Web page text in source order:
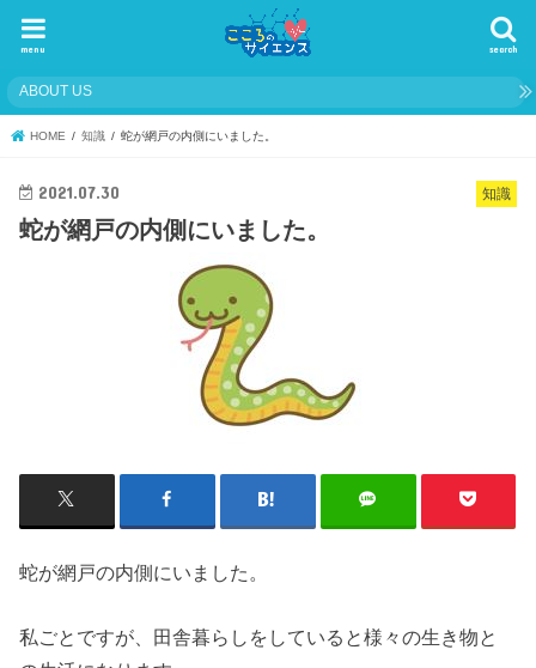
search
menu
ABOUT US
HOME 知識 蛇が網戸の内側にいました。
知識
2021.07.30
蛇が網戸の内側にいました。
蛇が網戸の内側にいました。
私ごとですが、田舎暮らしをしていると様々の生き物と